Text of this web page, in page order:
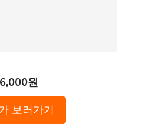
원
보러가기